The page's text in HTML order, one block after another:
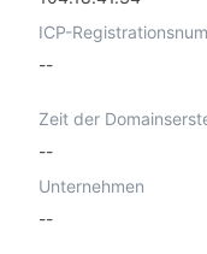
ICP-
--
Zeit der
--
Unternehmen
--